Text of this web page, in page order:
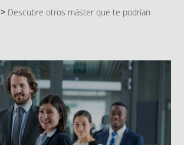
Descubre otros máster que te podrían